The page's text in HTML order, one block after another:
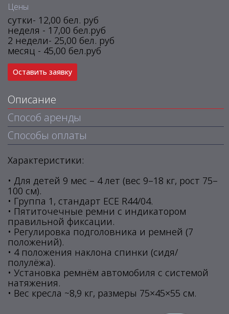
Цены
сутки- 12,00 бел. руб
неделя - 17,00 бел.руб
2 недели- 25,00 бел. руб
месяц - 45,00 бел.руб
Оставить заявку
Описание
Способ аренды
Способы оплаты
Характеристики:
• Для детей 9 мес – 4 лет (вес 9–18 кг, рост 75–
100 см).
• Группа 1, стандарт ECE R44/04.
• Пятиточечные ремни с индикатором
правильной фиксации.
• Регулировка подголовника и ремней (7
положений).
• 4 положения наклона спинки (сидя/
полулёжа).
• Установка ремнём автомобиля с системой
натяжения.
• Вес кресла ~8,9 кг, размеры 75×45×55 см.